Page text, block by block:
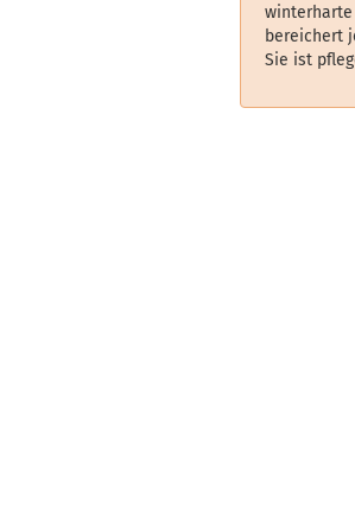
winterharte
bereichert
Sie ist